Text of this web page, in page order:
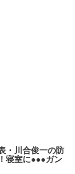
・川合俊一の防
寝室に●●●ガン